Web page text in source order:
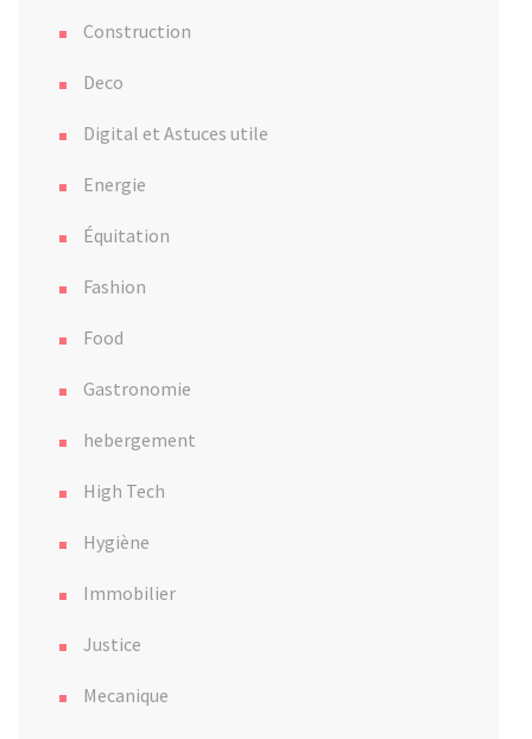
Construction
Deco
Digital et Astuces utile
Energie
Équitation
Fashion
Food
Gastronomie
hebergement
High Tech
Hygiène
Immobilier
Justice
Mecanique